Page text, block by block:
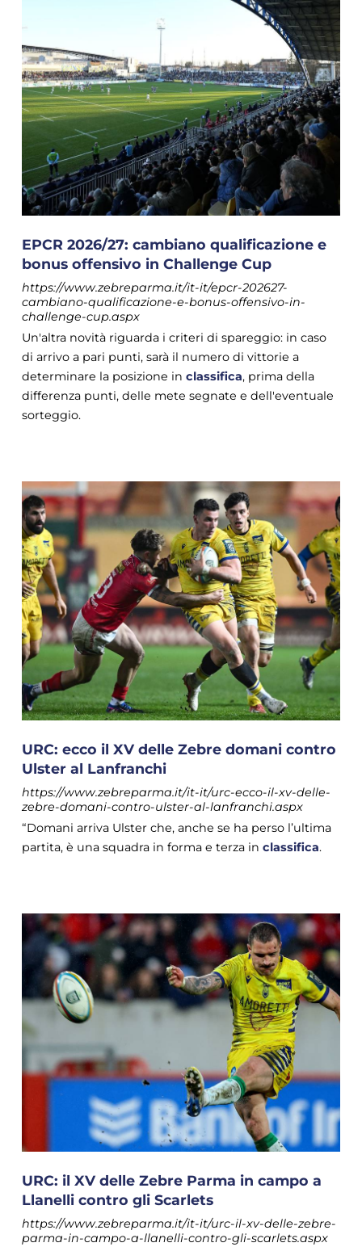
EPCR 2026/27: cambiano qualificazione e
bonus offensivo in Challenge Cup
https://www.zebreparma.it/it-it/epcr-202627-
cambiano-qualificazione-e-bonus-offensivo-in-
challenge-cup.aspx
Un'altra novità riguarda i criteri di spareggio: in caso
di arrivo a pari punti, sarà il numero di vittorie a
determinare la posizione in classifica, prima della
differenza punti, delle mete segnate e dell'eventuale
sorteggio.
URC: ecco il XV delle Zebre domani contro
Ulster al Lanfranchi
https://www.zebreparma.it/it-it/urc-ecco-il-xv-delle-
zebre-domani-contro-ulster-al-lanfranchi.aspx
“Domani arriva Ulster che, anche se ha perso l’ultima
partita, è una squadra in forma e terza in classifica.
URC: il XV delle Zebre Parma in campo a
Llanelli contro gli Scarlets
https://www.zebreparma.it/it-it/urc-il-xv-delle-zebre-
parma-in-campo-a-llanelli-contro-gli-scarlets.aspx